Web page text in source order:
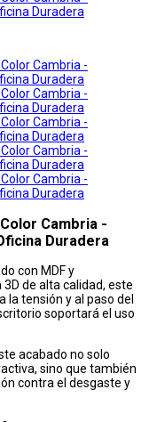
Cambria -
Duradera
con MDF y
de alta calidad, este
tensión y al paso del
soportará el uso
acabado no solo
sino que también
contra el desgaste y